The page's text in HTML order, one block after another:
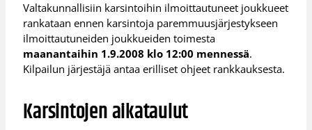
Valtakunnallisiin karsintoihin ilmoittautuneet joukkueet
rankataan ennen karsintoja paremmuusjärjestykseen
ilmoittautuneiden joukkueiden toimesta
maanantaihin 1.9.2008 klo 12:00 mennessä.
Kilpailun järjestäjä antaa erilliset ohjeet rankkauksesta.
Karsintojen aikataulut